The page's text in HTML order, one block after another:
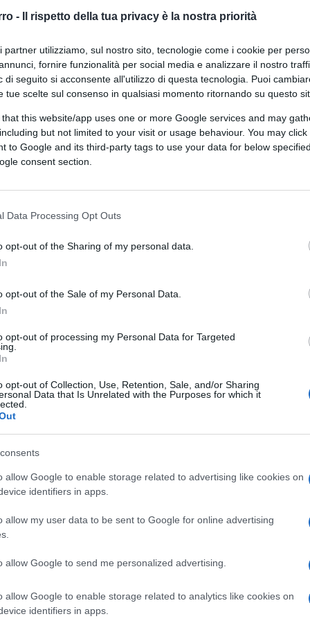
- Il rispetto della tua privacy è la nostra priorità
partner utilizziamo, sul nostro sito, tecnologie come i cookie per
fornire funzionalità per social media e analizzare il nostro
di seguito si acconsente all'utilizzo di questa tecnologia. Puoi
tue scelte sul consenso in qualsiasi momento ritornando su questo
that this website/app uses one or more Google services and may
but not limited to your visit or usage behaviour. You may
to Google and its third-party tags to use your data for below
consent section.
Data Processing Opt Outs
opt-out of the Sharing of my personal data.
opt-out of the Sale of my Personal Data.
opt-out of processing my Personal Data for Targeted
opt-out of Collection, Use, Retention, Sale, and/or Sharing
Data that Is Unrelated with the Purposes for which it
allow Google to enable storage related to advertising like cookies on
identifiers in apps.
allow my user data to be sent to Google for online advertising
allow Google to send me personalized advertising.
allow Google to enable storage related to analytics like cookies on
identifiers in apps.
della difesa iraniano hanno
è stato ucciso Mohsen Fakhrizadeh,
era noto tra gli esperti per il
quando presentò alla stampa ciò che il
di file sul programma nucleare
tra l’altro l’esistenza di un
non lontano dalla capitale.
degli esteri Zarif ha parlato di “serie
su
Dehghan. Nessun commento dal
la notizia dell’uccisione. Di
colpo durissimo alle capacità e alle
non sapremo mai con certezza
uccisione? Le indicazioni sono almeno
è un colabrodo. Il regime iraniano